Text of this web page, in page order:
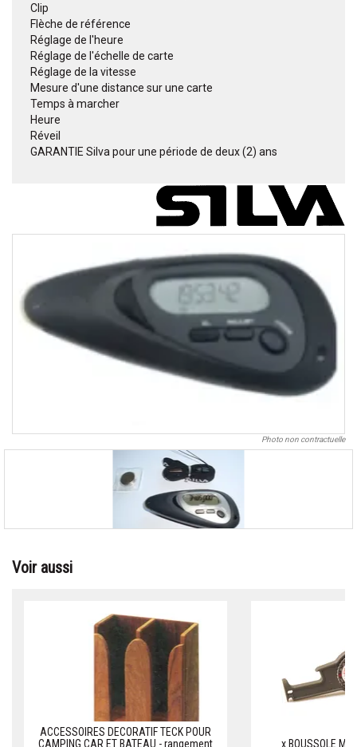
 Clip
 Flèche de référence
 Réglage de l'heure
 Réglage de l'échelle de carte
 Réglage de la vitesse
 Mesure d'une distance sur une carte
 Temps à marcher
 Heure
 Réveil
 GARANTIE Silva pour une période de deux (2) ans
Photo non contractuelle
Voir aussi
ACCESSOIRES DECORATIF TECK POUR
CAMPING CAR ET BATEAU - rangement
x BOUSSOLE